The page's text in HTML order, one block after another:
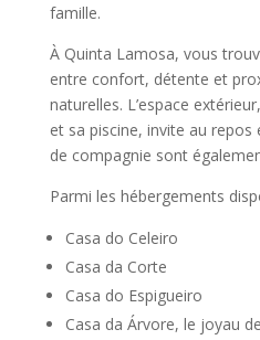
famille.
À Quinta Lamosa, vous
entre confort, détente et
naturelles. L’espace
et sa piscine, invite au
de compagnie sont
Parmi les hébergements
Casa do Celeiro
Casa da Corte
Casa do Espigueiro
Casa da Árvore, le joyau